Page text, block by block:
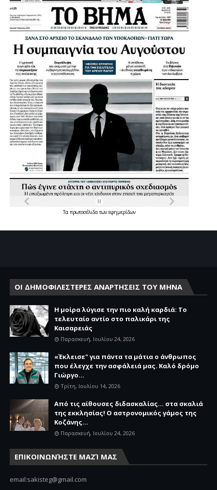
Τα πρωτοσέλιδατων εφημερίδων
ΟΙ ΔΗΜΟΦΙΛΕΣΤΕΡΕΣ ΑΝΑΡΤΗΣΕΙΣ ΤΟΥ ΜΗΝΑ
Η μοίρα λύγισε την πιο καλή καρδιά: Το
τελευταίο αντίο στο παλικάρι της
Καισαρειάς
Παρασκευή, Ιουλίου 24, 2026
«Έκλεισε" για πάντα τα μάτια ο άνθρωπος
που έλεγχε την ασφάλειά μας. Καλό δρόμο
Γιώργο...
Τρίτη, Ιουλίου 14, 2026
Από τις αίθουσες διδασκαλίας… στα σκαλιά
της εκκλησίας! Ο αστρονομικός γάμος της
Κοζάνης...
Παρασκευή, Ιουλίου 24, 2026
ΕΠΙΚΟΙΝΩΝΉΣΤΕ ΜΑΖΊ ΜΑΣ
email:sakisteg@gmail.com